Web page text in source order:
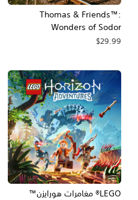
Thomas & Friends™:
Wonders of Sodor
$29.99